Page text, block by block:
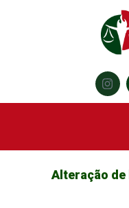
Alteração de